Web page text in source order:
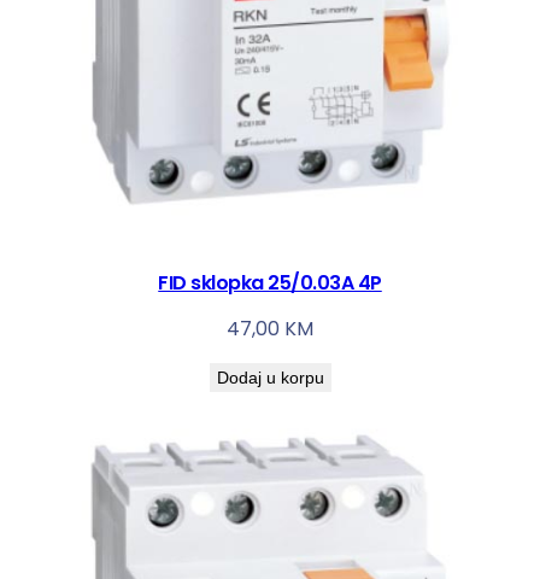
FID sklopka 25/0.03A 4P
47,00 KM
Dodaj u korpu